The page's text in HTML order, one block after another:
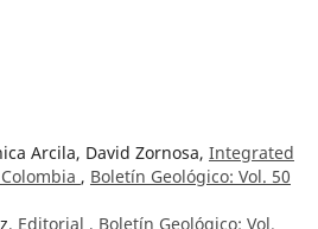
Arcila, David Zornosa, Integrated
, Boletín Geológico: Vol. 50
Editorial , Boletín Geológico: Vol.